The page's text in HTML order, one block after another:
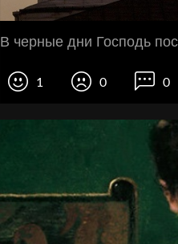
В черные дни Господь
1 0 0